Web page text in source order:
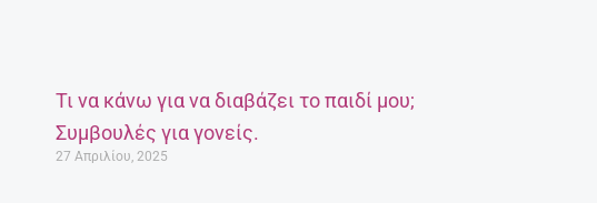
Τι να κάνω για να διαβάζει το παιδί μου;
Συμβουλές για γονείς.
27 Απριλίου, 2025